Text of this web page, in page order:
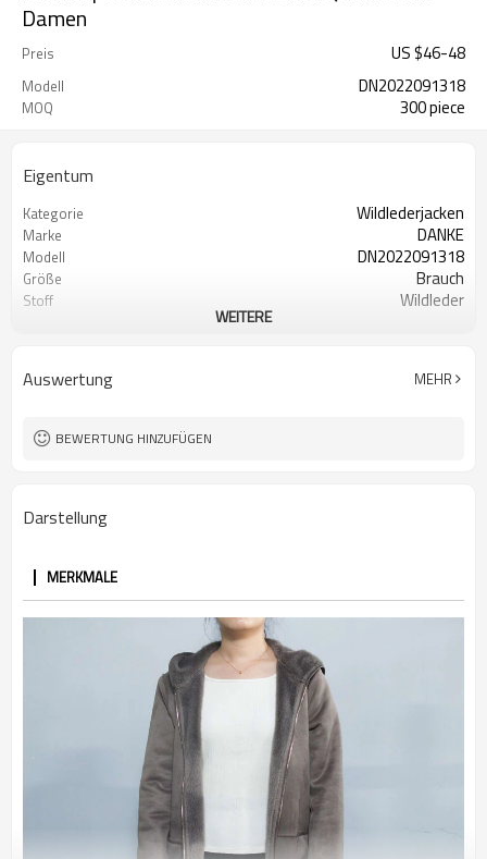
Damen
Preis US $46-48
Modell DN2022091318
MOQ 300 piece
Eigentum
Kategorie Wildlederjacken
Marke DANKE
Modell DN2022091318
Größe Brauch
Stoff Wildleder
MOQ 100 STÜCKE
WEITERE
Auswertung MEHR
BEWERTUNG HINZUFÜGEN
Darstellung
MERKMALE